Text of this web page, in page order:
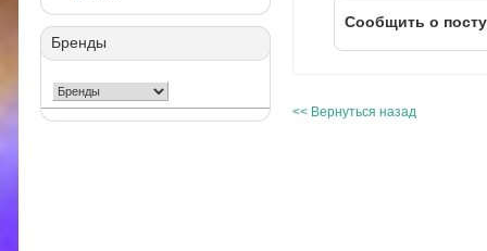
Бренды
Cообщить о
<< Вернуться назад